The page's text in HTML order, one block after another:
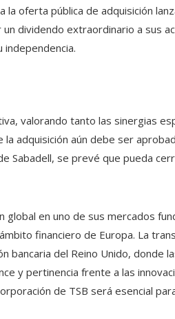
oferta pública de adquisición
dividendo extraordinario a sus
valorando tanto las sinergias
adquisición aún debe ser
Sabadell, se prevé que pueda
en uno de sus mercados
financiero de Europa. La
bancaria del Reino Unido, donde
y pertinencia frente a las
de TSB será esencial